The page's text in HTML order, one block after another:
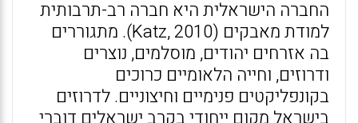
החברה הישראלית היא חברה רב-תרבותית
למודת מאבקים (Katz, 2010). מתגוררים
בה אזרחים יהודים, מוסלמים, נוצרים
ודרוזים, וחייה הלאומיים כרוכים
בקונפליקטים פנימיים וחיצוניים. לדרוזים